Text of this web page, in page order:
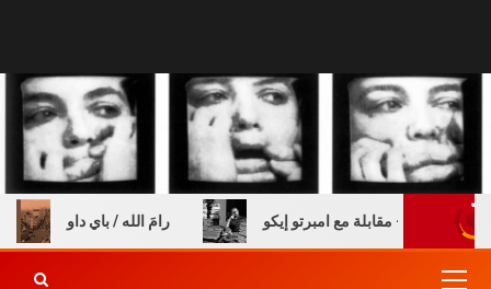
رامَ الله / باي داو والكتب – مقابلة مع امبرتو إيكو